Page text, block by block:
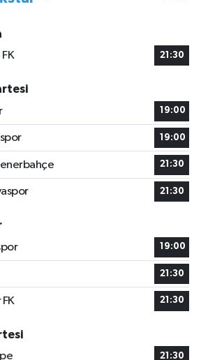
21:30
19:00
19:00
21:30
21:30
19:00
21:30
21:30
21:30